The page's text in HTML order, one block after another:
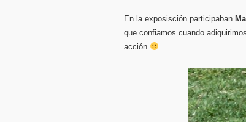
En la exposisción participaban
que confiamos cuando
acción